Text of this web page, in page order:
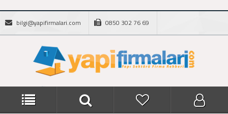
bilgi@yapifirmalari.com 0850 302 76 69